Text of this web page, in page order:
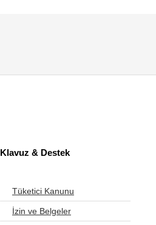
Klavuz & Destek
Tüketici Kanunu
İzin ve Belgeler